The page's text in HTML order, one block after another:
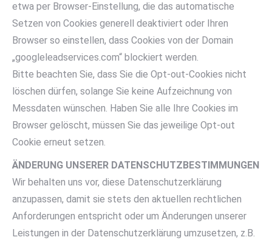
etwa per Browser-Einstellung, die das automatische
Setzen von Cookies generell deaktiviert oder Ihren
Browser so einstellen, dass Cookies von der Domain
„googleleadservices.com“ blockiert werden.
Bitte beachten Sie, dass Sie die Opt-out-Cookies nicht
löschen dürfen, solange Sie keine Aufzeichnung von
Messdaten wünschen. Haben Sie alle Ihre Cookies im
Browser gelöscht, müssen Sie das jeweilige Opt-out
Cookie erneut setzen.
ÄNDERUNG UNSERER DATENSCHUTZBESTIMMUNGEN
Wir behalten uns vor, diese Datenschutzerklärung
anzupassen, damit sie stets den aktuellen rechtlichen
Anforderungen entspricht oder um Änderungen unserer
Leistungen in der Datenschutzerklärung umzusetzen, z.B.